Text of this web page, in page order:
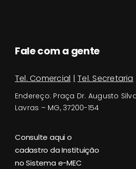
Fale com a gente
Tel. Comercial | Tel. Secretaria
Endereço: Praça Dr. Augusto
Lavras – MG, 37200-154
Consulte aqui o
cadastro da Instituição
no Sistema e-MEC